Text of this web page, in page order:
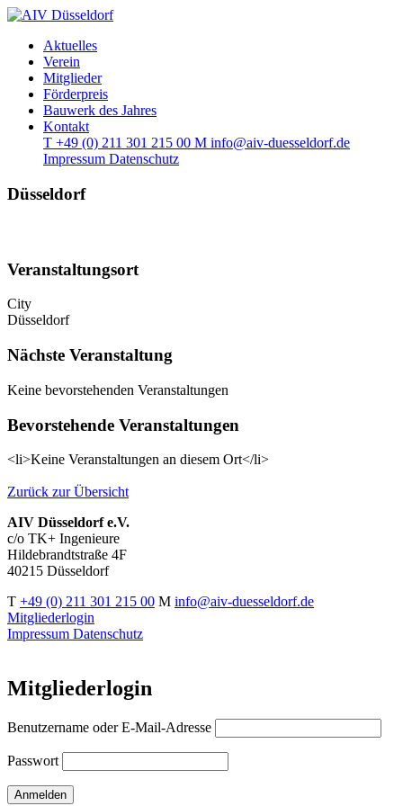
Aktuelles
Verein
Mitglieder
Förderpreis
Bauwerk des Jahres
Kontakt
T +49 (0) 211 301 215 00 M info@aiv-duesseldorf.de
Impressum Datenschutz
Düsseldorf
Veranstaltungsort
City
Düsseldorf
Nächste Veranstaltung
Keine bevorstehenden Veranstaltungen
Bevorstehende Veranstaltungen
<li>Keine Veranstaltungen an diesem Ort</li>
Zurück zur Übersicht
AIV Düsseldorf e.V.
c/o TK+ Ingenieure
Hildebrandtstraße 4F
40215 Düsseldorf
T +49 (0) 211 301 215 00 M info@aiv-duesseldorf.de
Mitgliederlogin
Impressum Datenschutz
Mitgliederlogin
Benutzername oder E-Mail-Adresse
Passwort